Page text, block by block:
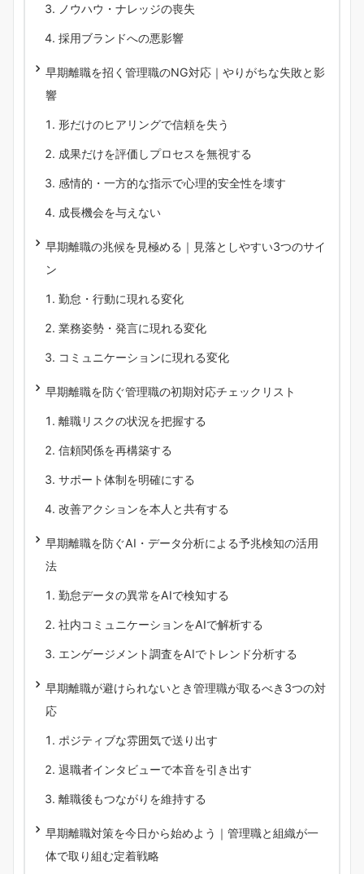
ノウハウ・ナレッジの喪失
採用ブランドへの悪影響
早期離職を招く管理職のNG対応｜やりがちな失敗と影
響
形だけのヒアリングで信頼を失う
成果だけを評価しプロセスを無視する
感情的・一方的な指示で心理的安全性を壊す
成長機会を与えない
早期離職の兆候を見極める｜見落としやすい3つのサイ
ン
勤怠・行動に現れる変化
業務姿勢・発言に現れる変化
コミュニケーションに現れる変化
早期離職を防ぐ管理職の初期対応チェックリスト
離職リスクの状況を把握する
信頼関係を再構築する
サポート体制を明確にする
改善アクションを本人と共有する
早期離職を防ぐAI・データ分析による予兆検知の活用
法
勤怠データの異常をAIで検知する
社内コミュニケーションをAIで解析する
エンゲージメント調査をAIでトレンド分析する
早期離職が避けられないとき管理職が取るべき3つの対
応
ポジティブな雰囲気で送り出す
退職者インタビューで本音を引き出す
離職後もつながりを維持する
早期離職対策を今日から始めよう｜管理職と組織が一
体で取り組む定着戦略